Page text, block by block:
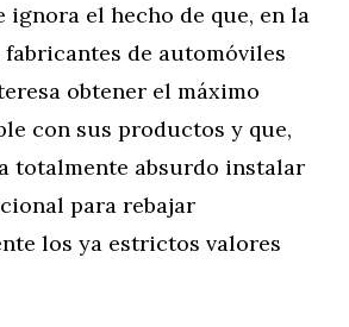
ignora el hecho de que, en la
de automóviles
obtener el máximo
con sus productos y que,
totalmente absurdo instalar
para rebajar
los ya estrictos valores